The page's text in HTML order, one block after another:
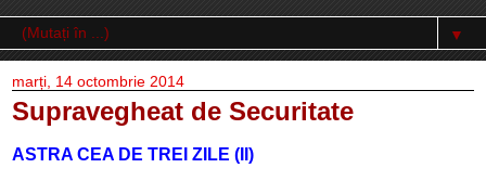
▼
marți, 14 octombrie 2014
Supravegheat de Securitate
ASTRA CEA DE TREI ZILE (II)